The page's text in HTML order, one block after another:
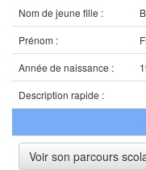
Nom de jeune fille :
Prénom :
Année de naissance :
Description rapide :
Voir son parcours